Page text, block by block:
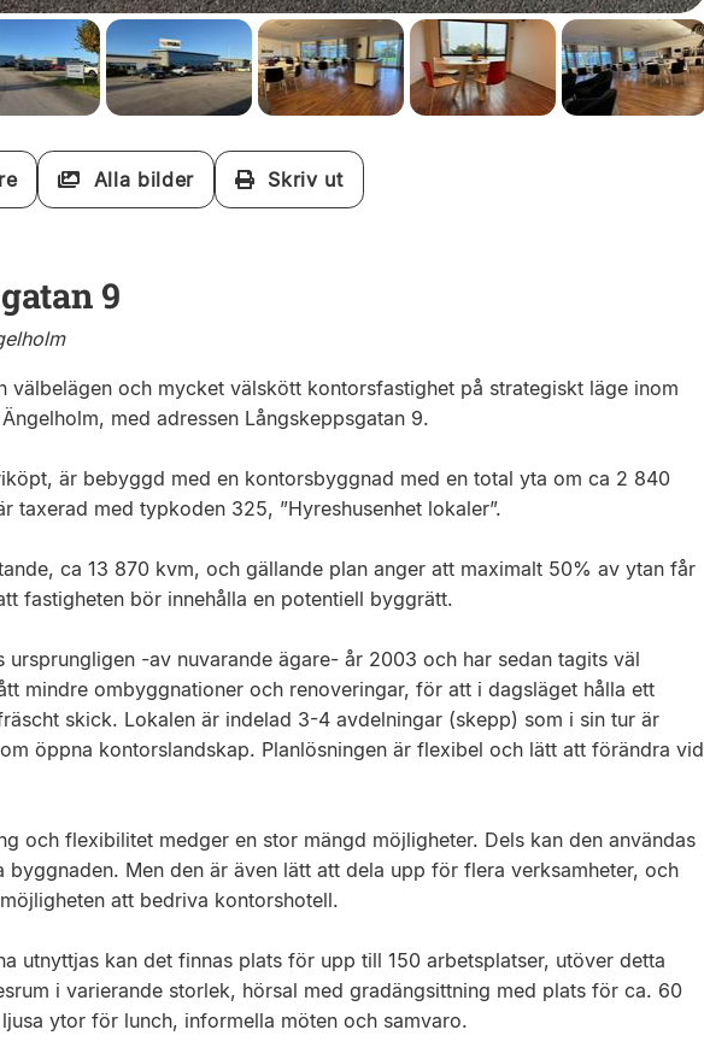
Alla bilder Skriv ut
9
välbelägen och mycket välskött kontorsfastighet på strategiskt läge inom
med adressen Långskeppsgatan 9.
är bebyggd med en kontorsbyggnad med en total yta om ca 2 840
taxerad med typkoden 325, ”Hyreshusenhet lokaler”.
ca 13 870 kvm, och gällande plan anger att maximalt 50% av ytan får
fastigheten bör innehålla en potentiell byggrätt.
ursprungligen -av nuvarande ägare- år 2003 och har sedan tagits väl
mindre ombyggnationer och renoveringar, för att i dagsläget hålla ett
skick. Lokalen är indelad 3-4 avdelningar (skepp) som i sin tur är
öppna kontorslandskap. Planlösningen är flexibel och lätt att förändra vid
och flexibilitet medger en stor mängd möjligheter. Dels kan den användas
byggnaden. Men den är även lätt att dela upp för flera verksamheter, och
att bedriva kontorshotell.
utnyttjas kan det finnas plats för upp till 150 arbetsplatser, utöver detta
i varierande storlek, hörsal med gradängsittning med plats för ca. 60
ytor för lunch, informella möten och samvaro.